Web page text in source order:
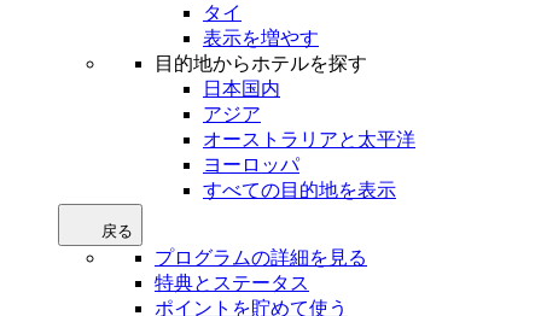
タイ
表示を増やす
目的地からホテルを探す
日本国内
アジア
オーストラリアと太平洋
ヨーロッパ
すべての目的地を表示
戻る
プログラムの詳細を見る
特典とステータス
ポイントを貯めて使う